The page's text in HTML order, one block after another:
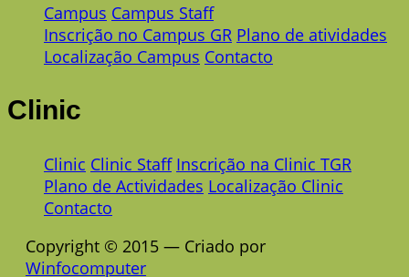
Campus Campus Staff
Inscrição no Campus GR Plano de atividades
Localização Campus Contacto
Clinic
Clinic Clinic Staff Inscrição na Clinic TGR
Plano de Actividades Localização Clinic
Contacto
Copyright © 2015 — Criado por
Winfocomputer